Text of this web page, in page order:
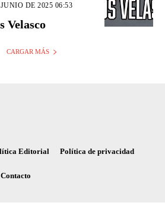
DE 2025 06:53
Velasco
CARGAR MÁS
Editorial Política de privacidad
Contacto